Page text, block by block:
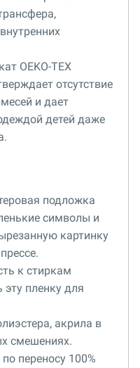
OEKO-TEX
отсутствие
и дает
детей даже
подложка
символы и
картинку
к стиркам
эту пленку для
акрила в
смешениях.
переносу 100%